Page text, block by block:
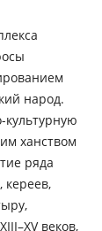
народ.
культурную
ханством
ряда
кереев,
веков,